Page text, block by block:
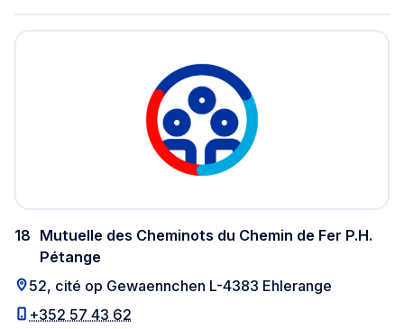
Mutuelle des Cheminots du Chemin de Fer P.H.
Pétange
18
52, cité op Gewaennchen L-4383 Ehlerange
+352 57 43 62